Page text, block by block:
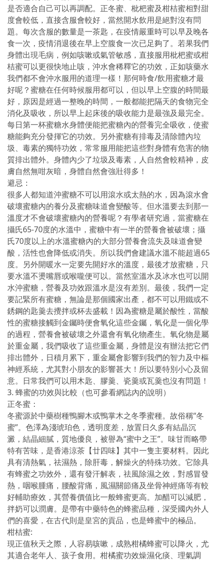
是否適合自己可以再調配。正冬蜜、枇杷蜜及柑桔蜜相對甜
度會較低，直接含服會較好，當然開水飲用是絕對沒有問
題。每次含服的數量是一茶匙，在疫情嚴重時可以早及晚各
食一次，疫情消退後在早上空腹食一次已足夠了。若果我們
身體出現毛病，例如咳嗽或氣管敏感，直接服用枇杷蜜或柑
桔蜜可以更很快地止咳，沖水會稀釋它的功效，正如咳藥水
我們都不會沖水服用的道理一樣！那何時食/飲用蜜糖才最
好呢？蜜糖在任何時候服用都可以，但以早上空腹的時間最
好，原因是經過一整晚的時間，一般都能把隔天的食物完全
消化及吸收，所以早上起床後的吸收能力是最強及最完全。
每日第一杯蜜糖水身體便能把蜜糖內的營養完全吸收，使蜜
糖能夠充分發揮它的功效。另外蜜糖有排毒及清除體內垃
圾、毒素的獨特功效，常常服用能把這些對身體有危害的物
質排出體外。身體內少了垃圾及毒素，人自然會較精神，皮
膚自然無咁灰暗，身體自然會強壯得多！
避忌：
很多人都知道沖蜜糖不可以用滾水或太熱的水，因為滾水會
破壞蜜糖內的養分及蜜糖味道會變酸等。但水溫要去到那一
溫度才不會破壞蜜糖內的營養呢？有學者研究過，當蜜糖在
攝氏65-70度的水溫中，蜜糖中有一半的營養會被破壞；攝
氏70度以上的水溫蜜糖內的大部分營養會流失及味道會變
酸，活性也會降低或消失。所以我們會建議水溫不能超過65
度。另外開暖水一定要先開好水的溫度，最後才放蜜糖，只
要水溫不燙嘴唇或喉嚨便可以。當然室溫水及冰水也可以開
水沖蜜糖，營養及功效跟溫水是沒有差別。最後，我們一定
要記緊所有蜜糖，無論是那個國家出產，都不可以用鐵或不
銹鋼的匙羹去攪拌或杯去盛載！因為蜜糖是屬於酸性，當酸
性的蜜糖接觸到金钃時便會氧化這些金钃，氧化是一個化學
的過程，營養會被破壞之外還會有氧化物產生。氧化物是屬
於重金屬，我們吸收了這些重金屬，身體是沒有辦法把它們
排出體外，日積月累下，重金屬會影響到我們的智力及中樞
神經系統，尤其對小朋友的影響甚大！所以要特別小心及留
意。日常我們可以用木匙、膠羹、瓷羹或瓦羹也沒有問題！
3. 蜂蜜的功效與比較（也可參看網誌內的說明）
正冬蜜：
冬蜜源於中藥樹種鴨腳木或鴨掌木之冬季蜜種。故俗稱“冬
蜜”。色澤為淺琥珀色，透明度差，放置日久多有結晶沉
澱，結晶細膩，質地優良，被譽為“蜜中之王”。味甘而略帶
特有苦味，是香港涼茶【廿四味】其中一隻主要材料。因此
具有清熱氣，祛濕熱，除肝毒，解燥火的特殊功效。它除具
有蜂蜜之功效外，還有發汗解表，祛風除濕之效，對感冒發
熱，咽喉腫痛，腰酸背痛，風濕關節痛及坐骨神經痛等有較
好輔助療效，其營養價值比一般蜂蜜更高。加醋可以減肥，
拌奶可以潤膚。是帶有中藥特色的蜂蜜品種，深受國內外人
們的喜愛，在古代則是皇宮的貢品，也是蜂蜜中的極品。
柑桔蜜:
現正值秋天之際，人容易咳嗽，成熟柑橘蜂蜜可以降火，尤
其適合老年人、孩子食用。柑橘蜜功效燥濕化痰、理氣調